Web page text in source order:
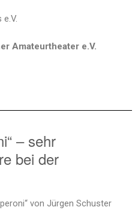
Amateurtheater e.V.
– sehr
bei der
von Jürgen Schuster